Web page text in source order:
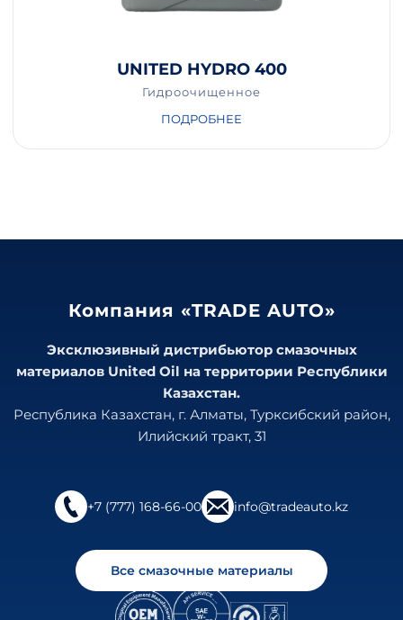
UNITED HYDRO 400
Гидроочищенное
ПОДРОБНЕЕ
Компания «TRADE AUTO»
Эксклюзивный дистрибьютор смазочных
материалов United Oil на территории Республики
Казахстан.
Республика Казахстан, г. Алматы, Турксибский район,
Илийский тракт, 31
+7 (777) 168-66-00 info@tradeauto.kz
Все смазочные материалы